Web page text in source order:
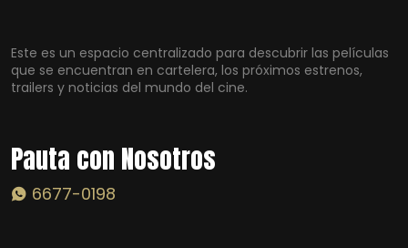
Este es un espacio centralizado para descubrir las películas
que se encuentran en cartelera, los próximos estrenos,
trailers y noticias del mundo del cine.
Pauta con Nosotros
6677-0198